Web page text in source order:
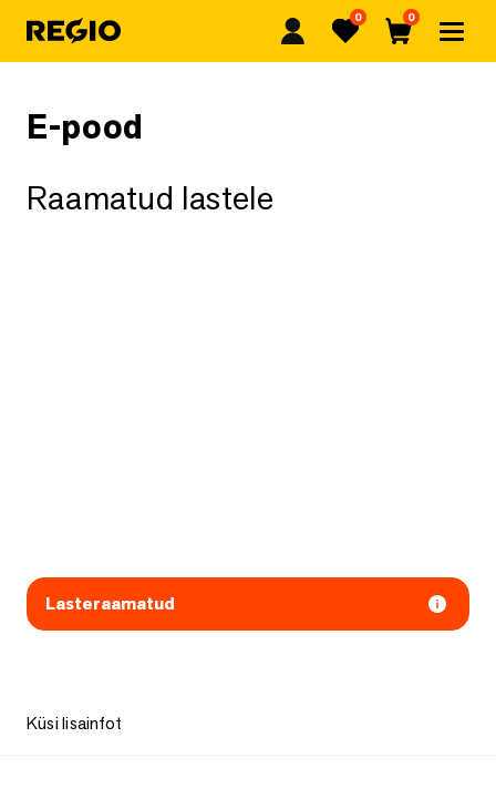
Regio Lemmikud
0
Ostukorv
0
E-pood
Raamatud lastele
Lasteraamatud
Küsi lisainfot